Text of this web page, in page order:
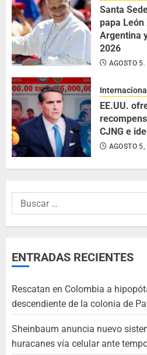
Santa
papa León
Argentina
2026
AGOSTO
Internacional
EE.UU.
CJNG e
AGOSTO
ENTRADAS RECIENTES
Rescatan en Colombia a
descendiente de la colonia de
Sheinbaum anuncia nuevo
huracanes vía celular ante